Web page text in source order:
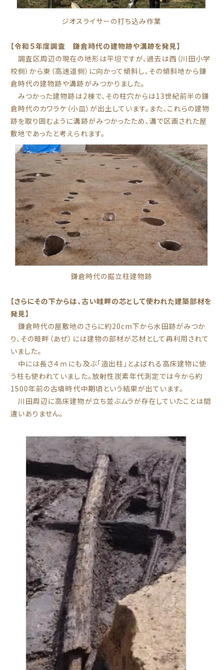
ジオスライサーの打ち込み作業
【令和５年度調査 鎌倉時代の建物跡や溝跡を発見】
調査区周辺の現在の地形は平坦ですが、過去は西（川田小学
校側）から東（高速道側）に向かって傾斜し、その傾斜地から鎌
倉時代の建物跡や溝跡がみつかりました。
みつかった建物跡は2棟で、その柱穴からは13世紀前半の鎌
倉時代のカワラケ（小皿）が出土しています。また、これらの建物
跡を取り囲むように溝跡がみつかったため、溝で区画された屋
敷地であったと考えられます。
鎌倉時代の掘立柱建物跡
【さらにその下からは、古い畦畔の芯として使われた建築部材を
発見】
鎌倉時代の屋敷地のさらに約20cm下から水田跡がみつか
り、その畦畔（あぜ）には建物の部材が芯材として再利用されて
いました。
中には長さ４ｍにも及ぶ「造出柱」とよばれる高床建物に使
う柱も使われていました。放射性炭素年代測定では今から約
1500年前の古墳時代中期頃という結果が出ています。
川田周辺に高床建物が立ち並ぶムラが存在していたことは間
違いありません。